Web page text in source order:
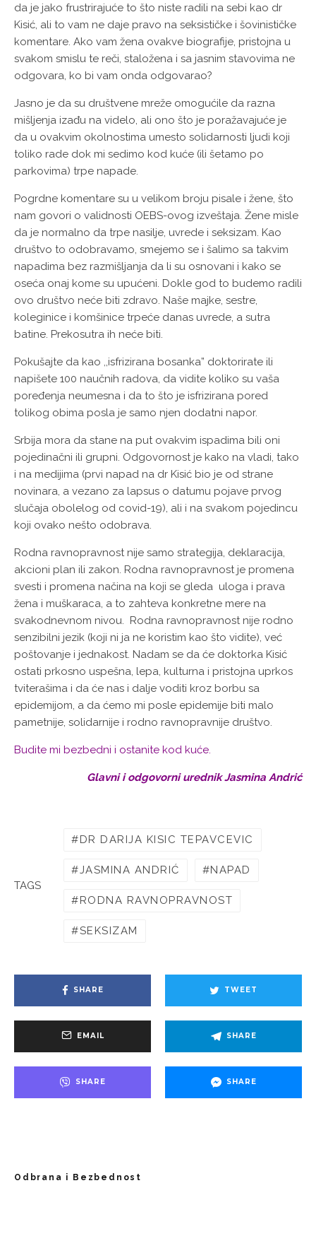
da je jako frustrirajuće to što niste radili na sebi kao dr
Kisić, ali to vam ne daje pravo na seksističke i šovinističke
komentare. Ako vam žena ovakve biografije, pristojna u
svakom smislu te reči, staložena i sa jasnim stavovima ne
odgovara, ko bi vam onda odgovarao?
Jasno je da su društvene mreže omogućile da razna
mišljenja izađu na videlo, ali ono što je poražavajuće je
da u ovakvim okolnostima umesto solidarnosti ljudi koji
toliko rade dok mi sedimo kod kuće (ili šetamo po
parkovima) trpe napade.
Pogrdne komentare su u velikom broju pisale i žene, što
nam govori o validnosti OEBS-ovog izveštaja. Žene misle
da je normalno da trpe nasilje, uvrede i seksizam. Kao
društvo to odobravamo, smejemo se i šalimo sa takvim
napadima bez razmišljanja da li su osnovani i kako se
oseća onaj kome su upućeni. Dokle god to budemo radili
ovo društvo neće biti zdravo. Naše majke, sestre,
koleginice i komšinice trpeće danas uvrede, a sutra
batine. Prekosutra ih neće biti.
Pokušajte da kao ,,isfrizirana bosanka” doktorirate ili
napišete 100 naučnih radova, da vidite koliko su vaša
poređenja neumesna i da to što je isfrizirana pored
tolikog obima posla je samo njen dodatni napor.
Srbija mora da stane na put ovakvim ispadima bili oni
pojedinačni ili grupni. Odgovornost je kako na vladi, tako
i na medijima (prvi napad na dr Kisić bio je od strane
novinara, a vezano za lapsus o datumu pojave prvog
slučaja obolelog od covid-19), ali i na svakom pojedincu
koji ovako nešto odobrava.
Rodna ravnopravnost nije samo strategija, deklaracija,
akcioni plan ili zakon. Rodna ravnopravnost je promena
svesti i promena načina na koji se gleda uloga i prava
žena i muškaraca, a to zahteva konkretne mere na
svakodnevnom nivou. Rodna ravnopravnost nije rodno
senzibilni jezik (koji ni ja ne koristim kao što vidite), već
poštovanje i jednakost. Nadam se da će doktorka Kisić
ostati prkosno uspešna, lepa, kulturna i pristojna uprkos
tviterašima i da će nas i dalje voditi kroz borbu sa
epidemijom, a da ćemo mi posle epidemije biti malo
pametnije, solidarnije i rodno ravnopravnije društvo.
Budite mi bezbedni i ostanite kod kuće.
Glavni i odgovorni urednik Jasmina Andrić
TAGS
DR DARIJA KISIC TEPAVCEVIC
JASMINA ANDRIĆ NAPAD
RODNA RAVNOPRAVNOST
SEKSIZAM
SHARE TWEET
EMAIL SHARE
SHARE SHARE
Odbrana i Bezbednost